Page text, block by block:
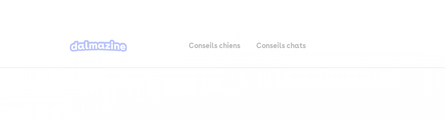
Conseils chiens Conseils chats